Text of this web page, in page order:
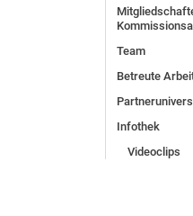
Team
Betreute
Infothek
Videoclips